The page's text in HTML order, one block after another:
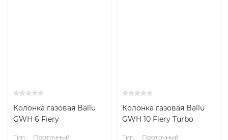
Колонка газовая Ballu
GWH 6 Fiery
Тип.:
Проточный
Колонка газовая Ballu
GWH 10 Fiery Turbo
Тип.:
Проточный